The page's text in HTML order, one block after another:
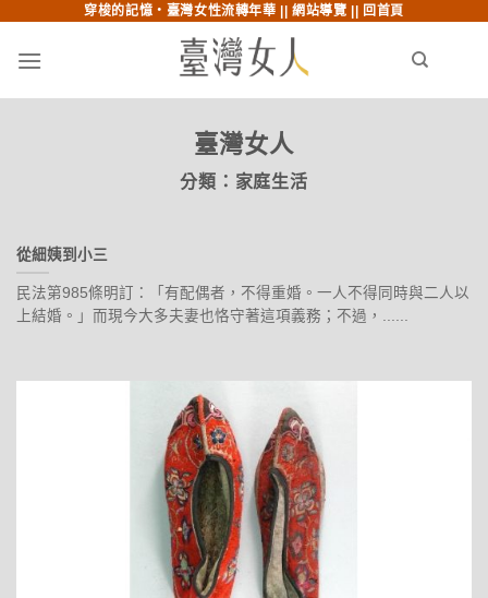
跳至內文
跳至索引列穿梭的記憶‧臺灣女性流轉年華 ||網站導覽 || 回首頁
臺灣女人
分類： 家庭生活
從細姨到小三
民法第985條明訂：「有配偶者，不得重婚。一人不得同時與二人以
上結婚。」而現今大多夫妻也恪守著這項義務；不過，......